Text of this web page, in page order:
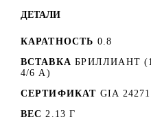
ДЕТАЛИ
КАРАТНОСТЬ 0.8
ВСТАВКА БРИЛЛИАНТ
4/6 А)
СЕРТИФИКАТ GIA
ВЕС 2.13 Г